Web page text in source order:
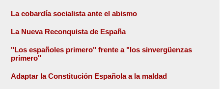
La cobardía socialista ante el abismo
La Nueva Reconquista de España
"Los españoles primero" frente a "los sinvergüenzas
primero"
Adaptar la Constitución Española a la maldad